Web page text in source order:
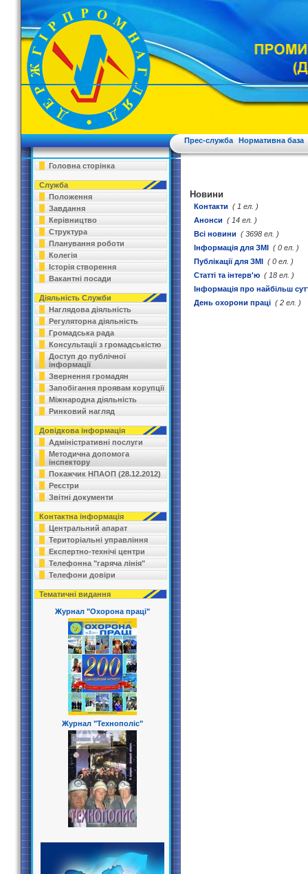
Прес-служба Нормативна база
Головна сторінка
Служба
Положення
Завдання
Керівництво
Структура
Планування роботи
Колегія
Історія створення
Вакантні посади
Діяльність Служби
Наглядова діяльність
Регуляторна діяльність
Громадська рада
Консультації з громадськістю
Доступ до публічної
інформації
Звернення громадян
Запобігання проявам корупції
Міжнародна діяльність
Ринковий нагляд
Довідкова інформація
Адміністративні послуги
Методична допомога
інспектору
Покажчик НПАОП (28.12.2012)
Реєстри
Звітні документи
Контактна інформація
Центральний апарат
Територіальні управління
Експертно-технічі центри
Телефонна "гаряча лінія"
Телефони довіри
Тематичні видання
Журнал "Охорона праці"
Журнал "Технополіс"
Новини
Контакти ( 1 ел. )
Анонси ( 14 ел. )
Всі новини ( 3698 ел. )
Інформація для ЗМІ ( 0 ел. )
Публікації для ЗМІ ( 0 ел. )
Статті та інтерв'ю ( 18 ел. )
Інформація про найбільш
День охорони праці ( 2 ел. )